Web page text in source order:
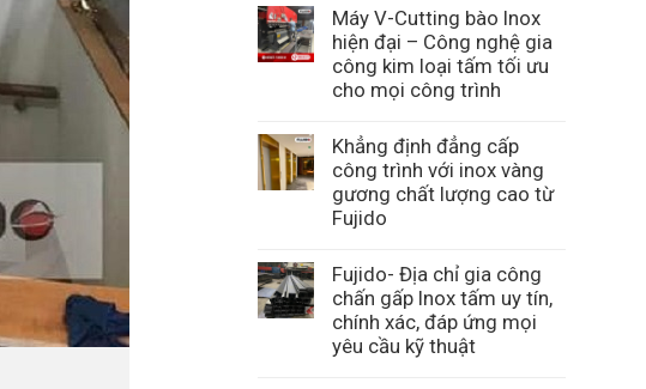
Máy V-Cutting bào Inox
hiện đại – Công nghệ gia
công kim loại tấm tối ưu
cho mọi công trình
Khẳng định đẳng cấp
công trình với inox vàng
gương chất lượng cao từ
Fujido
Fujido- Địa chỉ gia công
chấn gấp Inox tấm uy tín,
chính xác, đáp ứng mọi
yêu cầu kỹ thuật